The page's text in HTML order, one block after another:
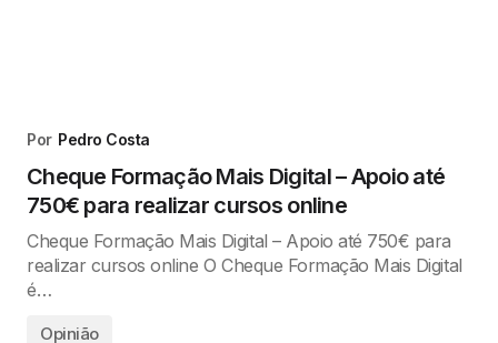
Por Pedro Costa
Cheque Formação Mais Digital – Apoio até
750€ para realizar cursos online
Cheque Formação Mais Digital – Apoio até 750€ para
realizar cursos online O Cheque Formação Mais Digital
é…
Opinião